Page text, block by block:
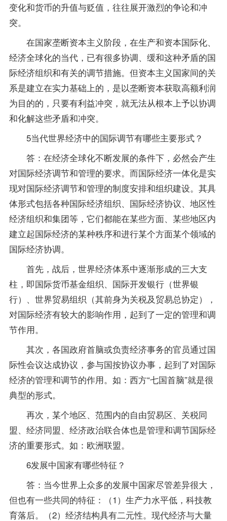
变化和货币的升值与贬值，往往展开激烈的争论和冲
突。
在国家垄断资本主义阶段，在生产和资本国际化、
经济全球化的当代，已有很多协调、缓和这种矛盾的国
际经济组织和有关的调节措施。但资本主义国家间的关
系是建立在实力基础上的，是以垄断资本获取高额利润
为目的的，只要有利益冲突，就无法从根本上予以协调
和化解这些矛盾和冲突。
5当代世界经济中的国际调节有哪些主要形式？
答：在经济全球化不断发展的条件下，必然会产生
对国际经济调节和管理的要求。而国际经济一体化是实
现对国际经济调节和管理的制度安排和组织建设。其具
体形式包括各种国际经济组织、国际经济协议、地区性
经济组织和集团等，它们都能在某些方面、某些地区内
建立起国际经济的某种秩序和进行某个方面某个领域的
国际经济协调。
首先，战后，世界经济体系中逐渐形成的三大支
柱，即国际货币基金组织、国际开发银行（世界银
行）、世界贸易组织（其前身为关税及贸易总协定），
对国际经济有较大的影响作用，起到了一定的管理和调
节作用。
其次，各国政府首脑或负责经济事务的官员通过国
际性会议达成协议，参与国按协议办事，起到了对国际
经济的管理和调节的作用。如：西方“七国首脑”就是很
典型的形式。
再次，某个地区、范围内的自由贸易区、关税同
盟、经济同盟、经济政治联合体也是管理和调节国际经
济的重要形式。如：欧洲联盟。
6发展中国家有哪些特征？
答：当今世界上众多的发展中国家尽管差异很大，
但也有一些共同的特征：（1）生产力水平低，科技教
育落后。（2）经济结构具有二元性。现代经济与大量